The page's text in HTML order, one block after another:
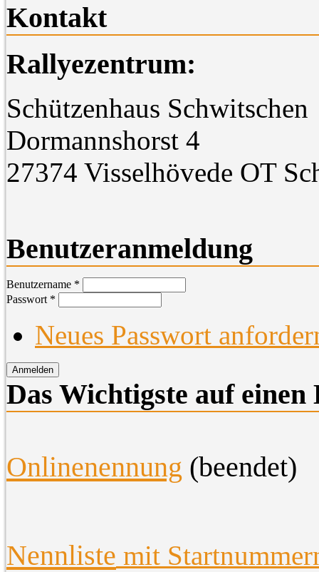
Kontakt
Rallyezentrum:
Schützenhaus Schwitschen
Dormannshorst 4
27374 Visselhövede OT
Benutzeranmeldung
Benutzername *
Passwort *
Neues Passwort
Das Wichtigste auf einen
Onlinenennung (beendet)
Nennliste mit